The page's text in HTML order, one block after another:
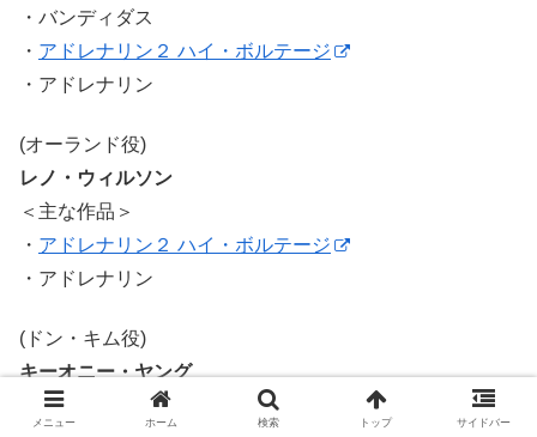
・バンディダス
・ アドレナリン２ ハイ・ボルテージ
・アドレナリン
(オーランド役)
レノ・ウィルソン
＜主な作品＞
・ アドレナリン２ ハイ・ボルテージ
・アドレナリン
(ドン・キム役)
キーオニー・ヤング
＜主な作品＞
メニュー ホーム 検索 トップ サイドバー